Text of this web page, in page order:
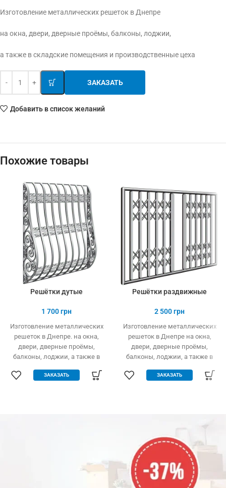
Изготовление металлических решеток в Днепре
на окна, двери, дверные проёмы, балконы, лоджии,
а также в складские помещения и производственные цеха
ЗАКАЗАТЬ
Добавить в список желаний
Похожие товары
Решётки дутые
1 700грн
Изготовление металлических
решеток в Днепре. на окна,
двери, дверные проёмы,
балконы, лоджии, а также в
производственные цеха
ЗАКАЗАТЬ
Решётки раздвижные
2 500грн
Изготовление металлических
решеток в Днепре на окна,
двери, дверные проёмы,
балконы, лоджии, а также в
производственные цеха
ЗАКАЗАТЬ